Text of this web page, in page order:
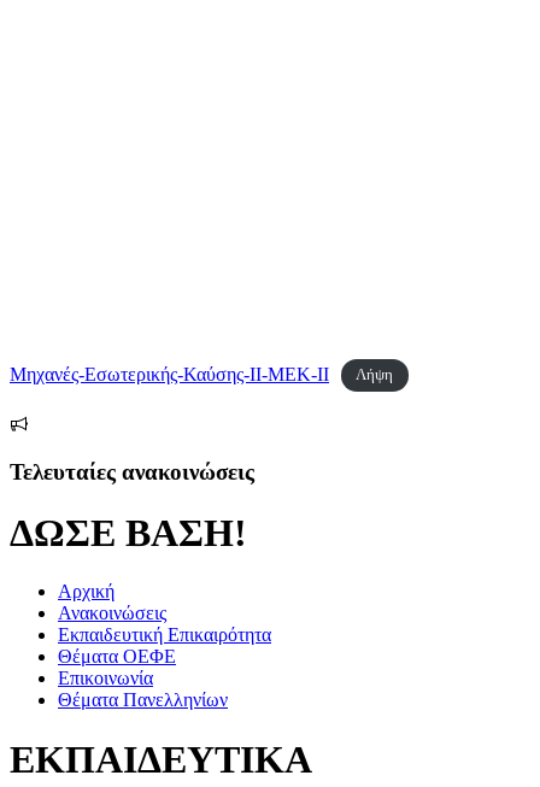
Μηχανές-Εσωτερικής-Καύσης-II-ΜΕΚ-ΙΙ Λήψη
Τελευταίες ανακοινώσεις
ΔΩΣΕ ΒΑΣΗ!
Αρχική
Ανακοινώσεις
Εκπαιδευτική Επικαιρότητα
Θέματα ΟΕΦΕ
Επικοινωνία
Θέματα Πανελληνίων
ΕΚΠΑΙΔΕΥΤΙΚΑ